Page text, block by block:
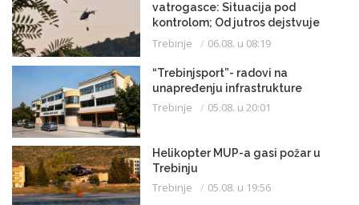
vatrogasce: Situacija pod
kontrolom; Od jutros dejstvuje
helikopter
Trebinje 06.08. u 08:19
“Trebinjsport”- radovi na
unapređenju infrastrukture
Trebinje 05.08. u 20:01
Helikopter MUP-a gasi požar u
Trebinju
Trebinje 05.08. u 19:56